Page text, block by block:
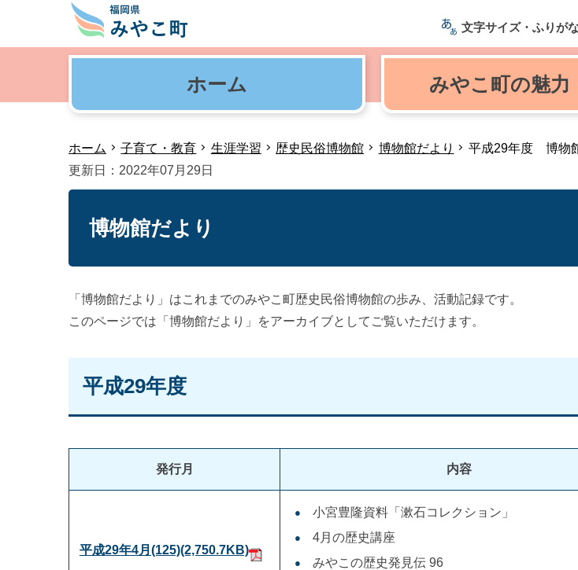
文字サイズ・ふりが
ホーム みやこ町の魅力
ホーム 子育て・教育 生涯学習 歴史民俗博物館 博物館だより
平成29年度 博物
更新日：2022年07月29日
博物館だより
「博物館だより」はこれまでのみやこ町歴史民俗博物館の歩み、活動記録です。
このページでは「博物館だより」をアーカイブとしてご覧いただけます。
平成29年度
発行月 内容
平成29年4月(125)(2,750.7KB)
小宮豊隆資料「漱石コレクション」
4月の歴史講座
みやこの歴史発見伝 96